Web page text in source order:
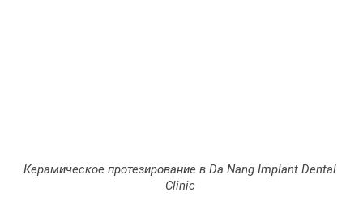
Керамическое протезирование в Da Nang Implant Dental
Clinic